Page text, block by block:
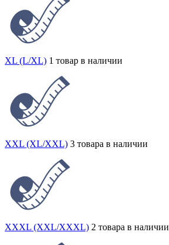
XL (L/XL) 1 товар в наличии
XXL (XL/XXL) 3 товара в наличии
XXXL (XXL/XXXL) 2 товара в наличии